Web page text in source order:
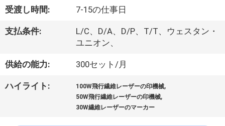
て
は
受渡し時間: 7-15の仕事日
支払条件:
L/C、D/A、D/P、T/T、ウェスタン・
ユニオン、
供給の能力: 300セット/月
ハイライト: 100W飛行繊維レーザーの印機械,
50W飛行繊維レーザーの印機械,
30W繊維レーザーのマーカー